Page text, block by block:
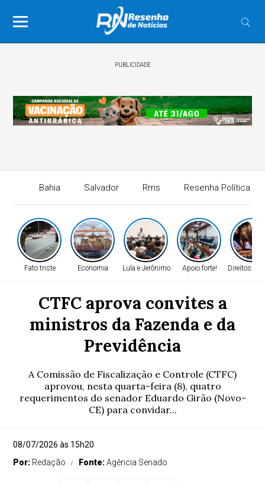
PUBLICIDADE
Bahia Salvador Rms Resenha Política
Fato triste Economia Lula e Jerônimo Apoio forte! Direitos
CTFC aprova convites a
ministros da Fazenda e da
Previdência
A Comissão de Fiscalização e Controle (CTFC)
aprovou, nesta quarta-feira (8), quatro
requerimentos do senador Eduardo Girão (Novo-
CE) para convidar...
08/07/2026 às 15h20
Por: Redação Fonte:Agência Senado